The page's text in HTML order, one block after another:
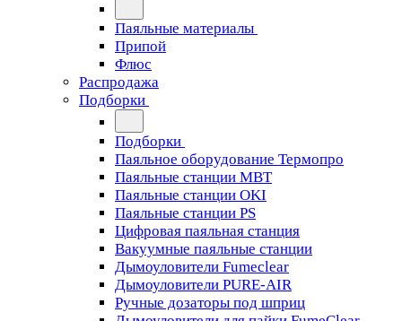
Паяльные материалы
Припой
Флюс
Распродажа
Подборки
Подборки
Паяльное оборудование Термопро
Паяльные станции MBT
Паяльные станции OKI
Паяльные станции PS
Цифровая паяльная станция
Вакуумные паяльные станции
Дымоуловители Fumeclear
Дымоуловители PURE-AIR
Ручные дозаторы под шприц